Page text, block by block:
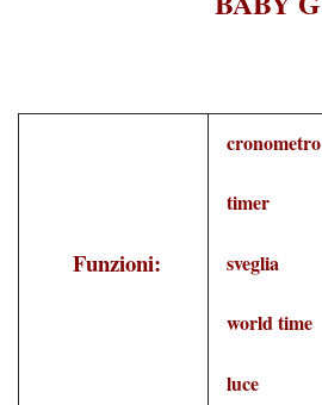
Funzioni:
cronometro
timer
sveglia
world time
luce